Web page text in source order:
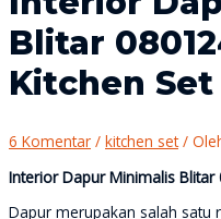
Blitar
Kitchen
6 Komentar / kitchen set/
Interior Dapur Minimalis Blitar
Dapur merupakan salah satu